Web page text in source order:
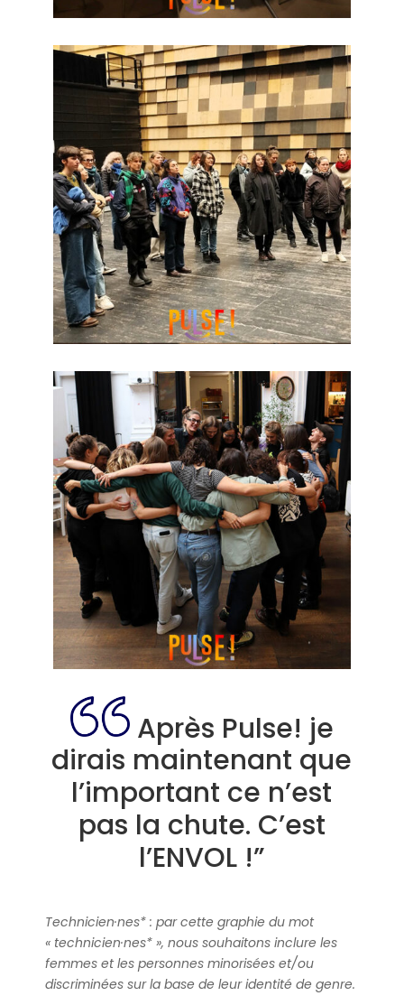
Après Pulse! je
dirais maintenant que
l’important ce n’est
pas la chute. C’est
l’ENVOL !”
Technicien·nes* : par cette graphie du mot
« technicien·nes* », nous souhaitons inclure les
femmes et les personnes minorisées et/ou
discriminées sur la base de leur identité de genre.